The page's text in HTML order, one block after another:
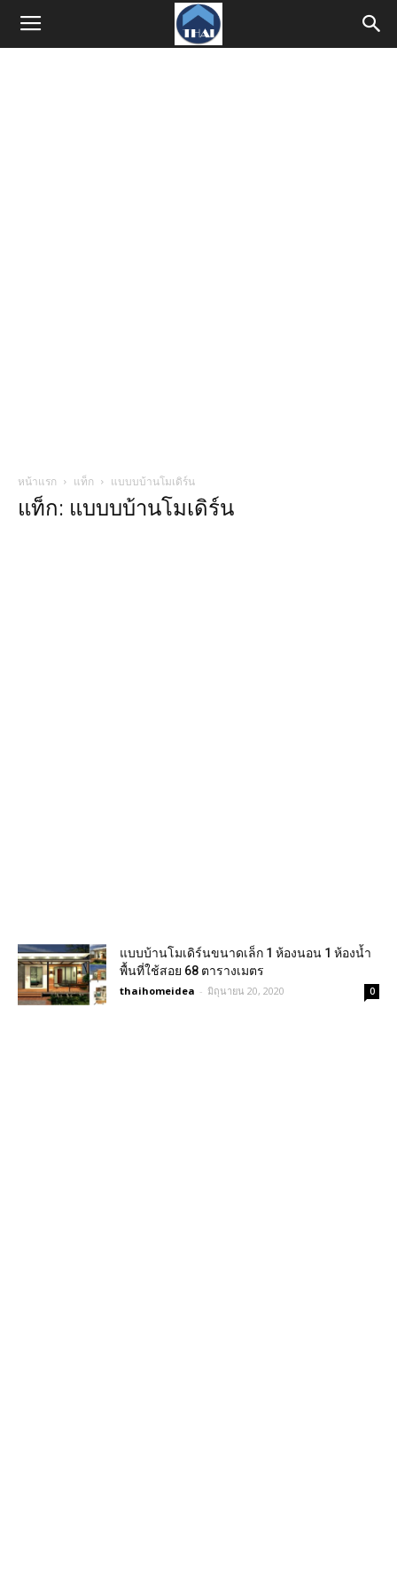
หน้าแรก แท็ก แบบบบ้านโมเดิร์น
แท็ก: แบบบบ้านโมเดิร์น
แบบบ้านโมเดิร์นขนาดเล็ก 1 ห้องนอน 1 ห้องน้ำ
พื้นที่ใช้สอย 68 ตารางเมตร
thaihomeidea - มิถุนายน 20, 2020 0